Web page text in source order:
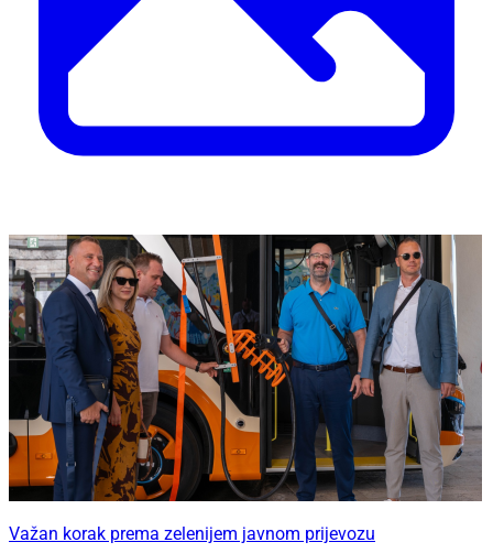
Važan korak prema zelenijem javnom prijevozu